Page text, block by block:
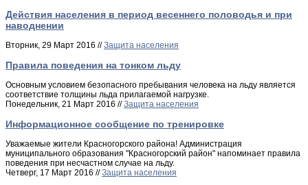
Действия населения в период весеннего половодья и при
наводнении
Вторник, 29 Март 2016 //Защита населения
Правила поведения на тонком льду
Основным условием безопасного пребывания человека на льду является
соответствие толщины льда прилагаемой нагрузке.
Понедельник, 21 Март 2016 //Защита населения
Информационное сообщение по тренировке
Уважаемые жители Красногорского района! Администрация
муниципального образования "Красногорский район" напоминает правила
поведения при несчастном случае на льду.
Четверг, 17 Март 2016 //Защита населения